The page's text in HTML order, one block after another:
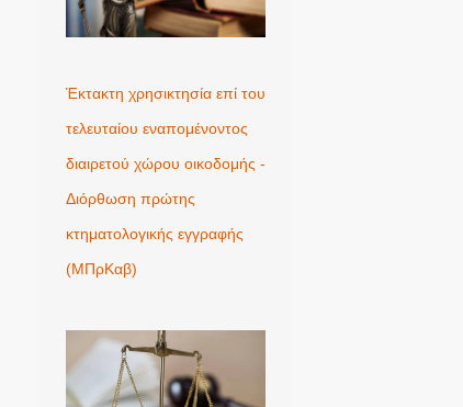
Έκτακτη χρησικτησία επί του
τελευταίου εναπομένοντος
διαιρετού χώρου οικοδομής -
Διόρθωση πρώτης
κτηματολογικής εγγραφής
(ΜΠρΚαβ)